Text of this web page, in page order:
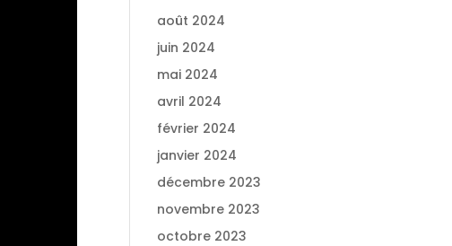
août 2024
juin 2024
mai 2024
avril 2024
février 2024
janvier 2024
décembre 2023
novembre 2023
octobre 2023